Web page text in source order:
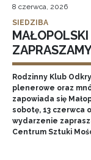
8 czerwca, 2026
SIEDZIBA
Rodzinny Klub
plenerowe oraz
zapowiada się
sobotę, 13 czerwca
wydarzenie
Centrum Sztuki